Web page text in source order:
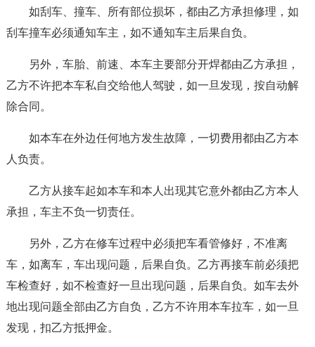
如刮车、撞车、所有部位损坏，都由乙方承担修理，如
刮车撞车必须通知车主，如不通知车主后果自负。
另外，车胎、前速、本车主要部分开焊都由乙方承担，
乙方不许把本车私自交给他人驾驶，如一旦发现，按自动解
除合同。
如本车在外边任何地方发生故障，一切费用都由乙方本
人负责。
乙方从接车起如本车和本人出现其它意外都由乙方本人
承担，车主不负一切责任。
另外，乙方在修车过程中必须把车看管修好，不准离
车，如离车，车出现问题，后果自负。乙方再接车前必须把
车检查好，如不检查好一旦出现问题，后果自负。如车去外
地出现问题全部由乙方自负，乙方不许用本车拉车，如一旦
发现，扣乙方抵押金。